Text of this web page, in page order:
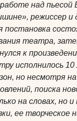
над пьесой
режиссер и
постановка
театра,
к
исполнилось
но несмотря
поиска
на словах, но
ее творческое